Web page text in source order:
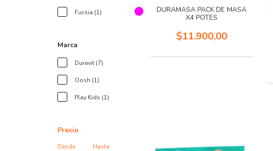
Fucsia (1)
Marca
Duravit (7)
Oosh (1)
Play Kids (1)
Precio
Desde Hasta
DURAMASA PACK DE MASA
X4 POTES
$11.900,00